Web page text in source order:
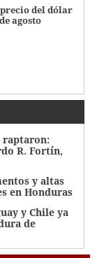
del dólar
agosto
raptaron:
R. Fortín,
y altas
en Honduras
y Chile ya
de